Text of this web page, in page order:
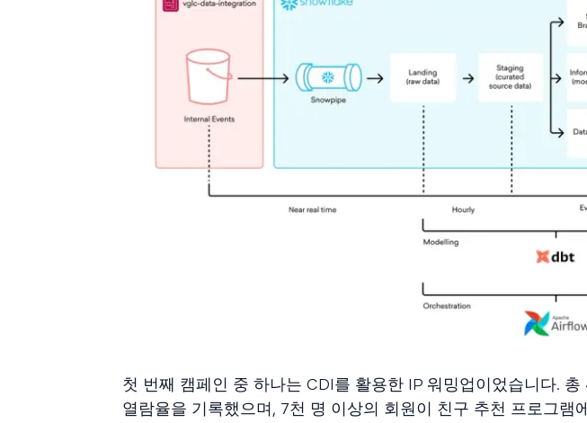
첫 번째 캠페인 중 하나는 CDI를 활용한 IP 워밍업이었습니다.
열람율을 기록했으며, 7천 명 이상의 회원이 친구 추천 프로그램